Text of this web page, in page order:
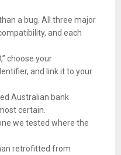
a bug. All three major
and each
choose your
and link it to your
Australian bank
certain.
we tested where the
retrofitted from